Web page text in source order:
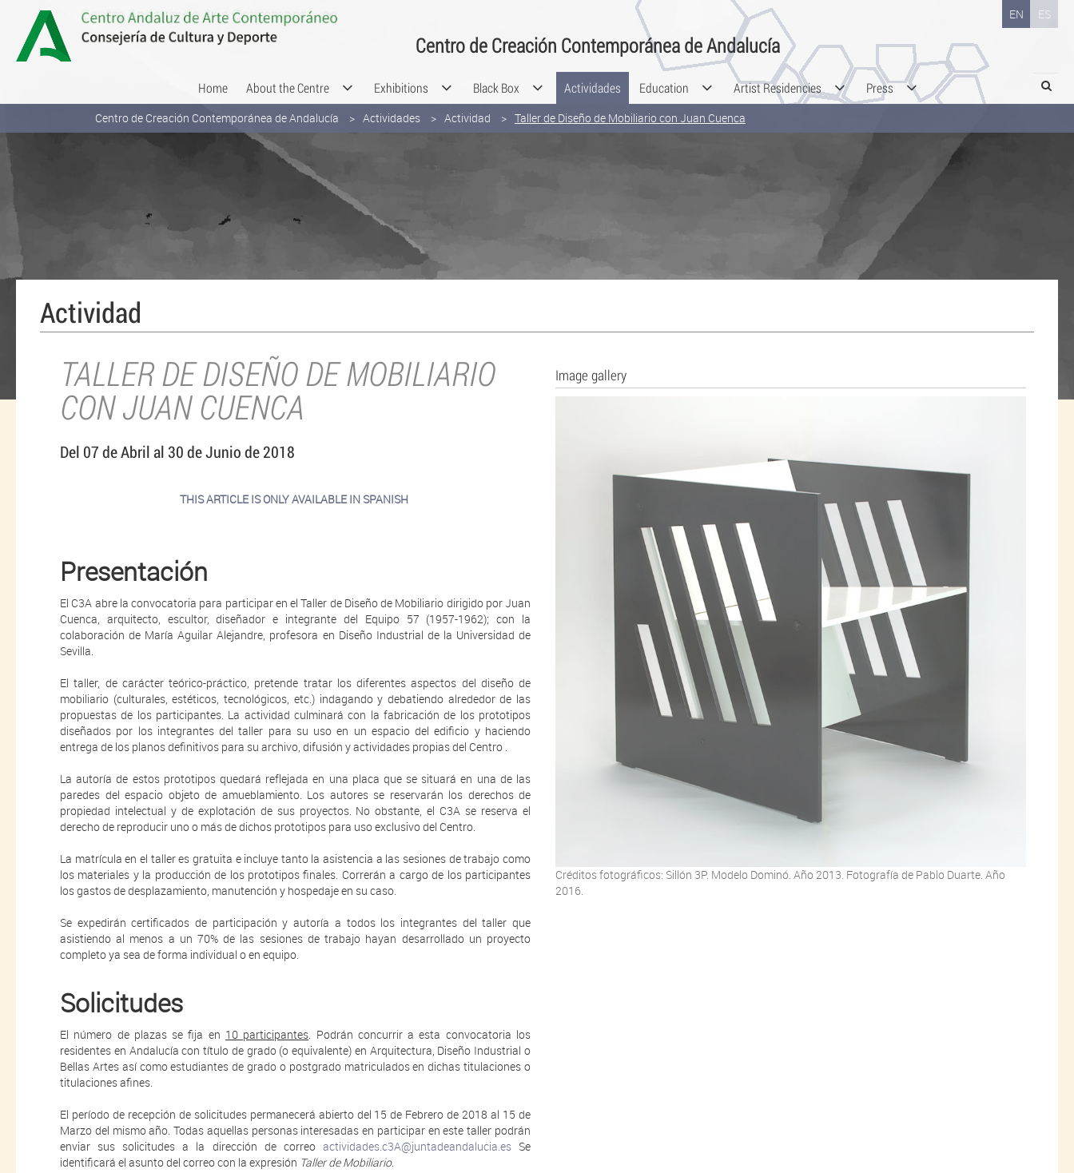
Skip to Content ES
EN
Centro de Creación Contemporánea de Andalucía
Home About the Centre Exhibitions Black Box Actividades Education Artist Residencies Press Search
Centro de Creación Contemporánea de Andalucía Actividades Actividad Taller de Diseño de Mobiliario con Juan Cuenca
Actividad
TALLER DE DISEÑO DE MOBILIARIO
CON JUAN CUENCA
Del 07 de Abril al 30 de Junio de 2018
THIS ARTICLE IS ONLY AVAILABLE IN SPANISH
Presentación
El C3A abre la convocatoria para participar en el Taller de Diseño de Mobiliario dirigido por Juan
Cuenca, arquitecto, escultor, diseñador e integrante del Equipo 57 (1957-1962); con la
colaboración de María Aguilar Alejandre, profesora en Diseño Industrial de la Universidad de
Sevilla.
El taller, de carácter teórico-práctico, pretende tratar los diferentes aspectos del diseño de
mobiliario (culturales, estéticos, tecnológicos, etc.) indagando y debatiendo alrededor de las
propuestas de los participantes. La actividad culminará con la fabricación de los prototipos
diseñados por los integrantes del taller para su uso en un espacio del edificio y haciendo
entrega de los planos definitivos para su archivo, difusión y actividades propias del Centro .
La autoría de estos prototipos quedará reflejada en una placa que se situará en una de las
paredes del espacio objeto de amueblamiento. Los autores se reservarán los derechos de
propiedad intelectual y de explotación de sus proyectos. No obstante, el C3A se reserva el
derecho de reproducir uno o más de dichos prototipos para uso exclusivo del Centro.
La matrícula en el taller es gratuita e incluye tanto la asistencia a las sesiones de trabajo como
los materiales y la producción de los prototipos finales. Correrán a cargo de los participantes
los gastos de desplazamiento, manutención y hospedaje en su caso.
Se expedirán certificados de participación y autoría a todos los integrantes del taller que
asistiendo al menos a un 70% de las sesiones de trabajo hayan desarrollado un proyecto
completo ya sea de forma individual o en equipo.
Solicitudes
El número de plazas se fija en 10 participantes. Podrán concurrir a esta convocatoria los
residentes en Andalucía con título de grado (o equivalente) en Arquitectura, Diseño Industrial o
Bellas Artes así como estudiantes de grado o postgrado matriculados en dichas titulaciones o
titulaciones afines.
El período de recepción de solicitudes permanecerá abierto del 15 de Febrero de 2018 al 15 de
Marzo del mismo año. Todas aquellas personas interesadas en participar en este taller podrán
enviar sus solicitudes a la dirección de correo actividades.c3A@juntadeandalucia.esSe
identificará el asunto del correo con la expresión Taller de Mobiliario.
Image gallery
Créditos fotográficos: Sillón 3P. Modelo Dominó. Año 2013. Fotografía de Pablo Duarte. Año
2016.